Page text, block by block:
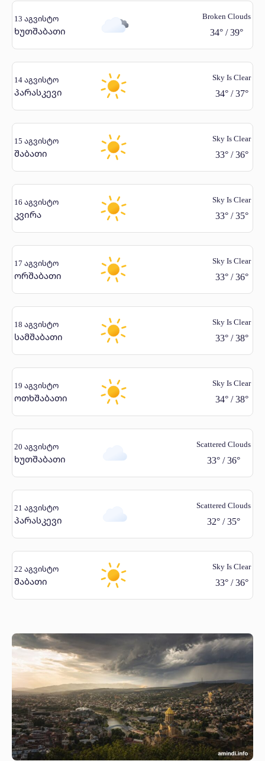
13 აგვისტო
ხუთშაბათი
Broken Clouds
34°/39°
14 აგვისტო
პარასკევი
Sky Is Clear
34°/37°
15 აგვისტო
შაბათი
Sky Is Clear
33°/36°
16 აგვისტო
კვირა
Sky Is Clear
33°/35°
17 აგვისტო
ორშაბათი
Sky Is Clear
33°/36°
18 აგვისტო
სამშაბათი
Sky Is Clear
33°/38°
19 აგვისტო
ოთხშაბათი
Sky Is Clear
34°/38°
20 აგვისტო
ხუთშაბათი
Scattered Clouds
33°/36°
21 აგვისტო
პარასკევი
Scattered Clouds
32°/35°
22 აგვისტო
შაბათი
Sky Is Clear
33°/36°